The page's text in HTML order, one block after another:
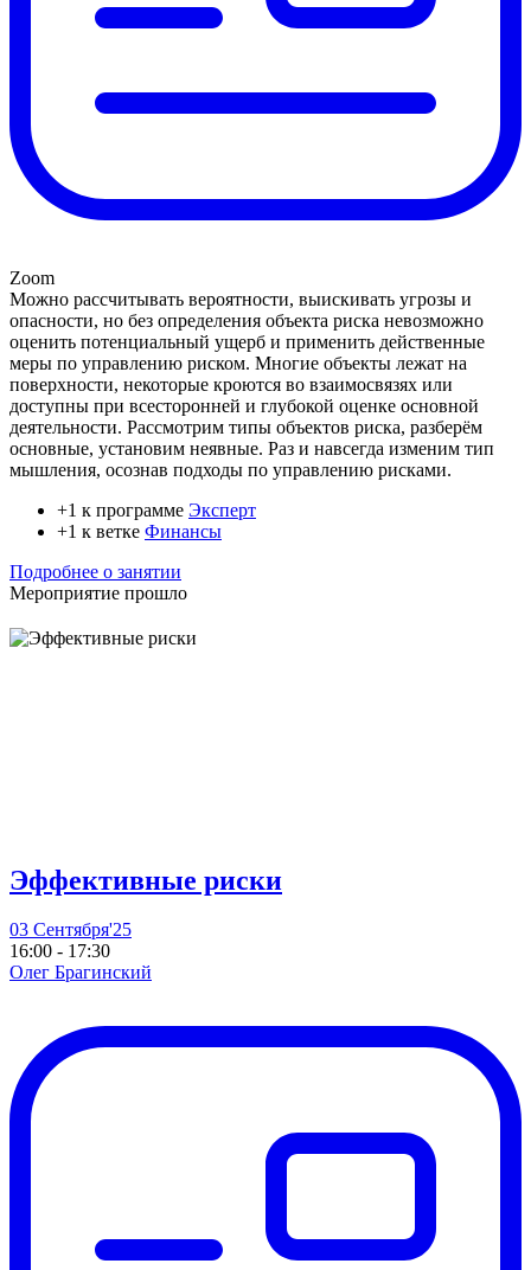
Zoom
Можно рассчитывать вероятности, выискивать угрозы и
опасности, но без определения объекта риска невозможно
оценить потенциальный ущерб и применить действенные
меры по управлению риском. Многие объекты лежат на
поверхности, некоторые кроются во взаимосвязях или
доступны при всесторонней и глубокой оценке основной
деятельности. Рассмотрим типы объектов риска, разберём
основные, установим неявные. Раз и навсегда изменим тип
мышления, осознав подходы по управлению рисками.
+1 к программе Эксперт
+1 к ветке Финансы
Подробнее о занятии
Мероприятие прошло
Эффективные риски
03 Сентября'25
16:00 - 17:30
Олег Брагинский